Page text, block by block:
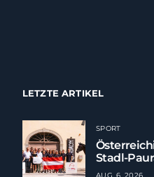
LETZTE ARTIKEL
SPORT
Stadl-
AUG. 6, 2026